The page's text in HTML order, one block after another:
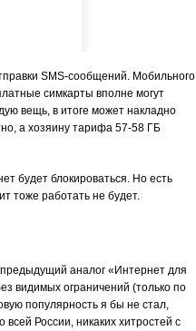
SMS-сообщений. Мобильного
симкарты вполне могут
вещь, в итоге может накладно
а хозяину тарифа 57-58 ГБ
будет блокироваться. Но есть
тоже работать не будет.
аналог «Интернет для
видимых ограничений (только по
популярность я бы не стал,
России, никаких хитростей с